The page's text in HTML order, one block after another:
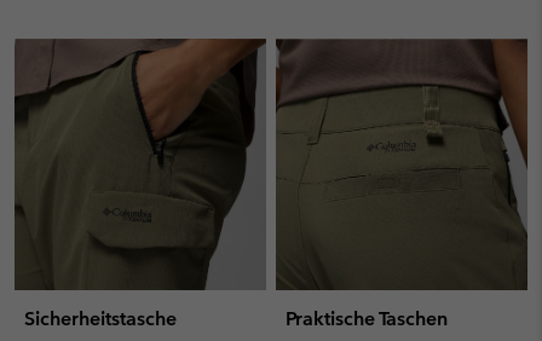
Sicherheitstasche
Praktische Taschen